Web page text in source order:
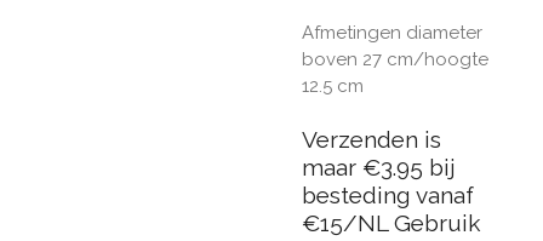
Afmetingen diameter
boven 27 cm/hoogte
12.5 cm
Verzenden is
maar €3.95 bij
besteding vanaf
€15/NL Gebruik